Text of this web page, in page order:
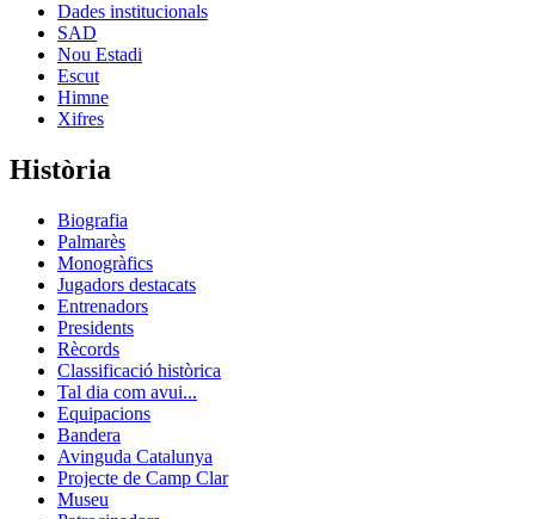
Dades institucionals
SAD
Nou Estadi
Escut
Himne
Xifres
Història
Biografia
Palmarès
Monogràfics
Jugadors destacats
Entrenadors
Presidents
Rècords
Classificació històrica
Tal dia com avui...
Equipacions
Bandera
Avinguda Catalunya
Projecte de Camp Clar
Museu